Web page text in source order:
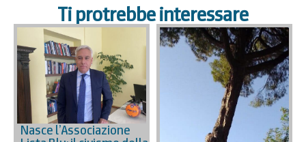
Ti protrebbe interessare
Nasce l’Associazione